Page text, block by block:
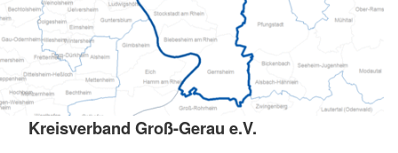
Kreisverband Groß-Gerau e.V.